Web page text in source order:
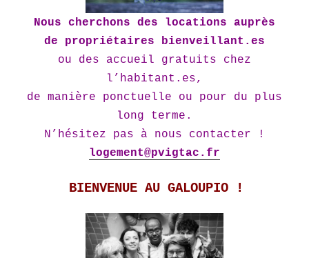
Nous cherchons des locations auprès
de propriétaires bienveillant.es
ou des accueil gratuits chez
l’habitant.es,
de manière ponctuelle ou pour du plus
long terme.
N’hésitez pas à nous contacter !
logement@pvigtac.fr
BIENVENUE AU GALOUPIO !